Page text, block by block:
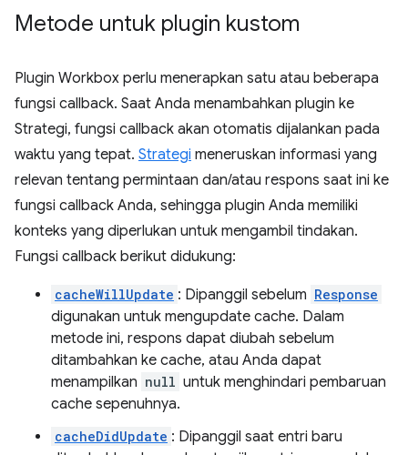
Metode untuk plugin kustom
Plugin Workbox perlu menerapkan satu atau beberapa
fungsi callback. Saat Anda menambahkan plugin ke
Strategi, fungsi callback akan otomatis dijalankan pada
waktu yang tepat. Strategi meneruskan informasi yang
relevan tentang permintaan dan/atau respons saat ini ke
fungsi callback Anda, sehingga plugin Anda memiliki
konteks yang diperlukan untuk mengambil tindakan.
Fungsi callback berikut didukung:
cacheWillUpdate : Dipanggil sebelum Response
digunakan untuk mengupdate cache. Dalam
metode ini, respons dapat diubah sebelum
ditambahkan ke cache, atau Anda dapat
menampilkan null untuk menghindari pembaruan
cache sepenuhnya.
cacheDidUpdate : Dipanggil saat entri baru